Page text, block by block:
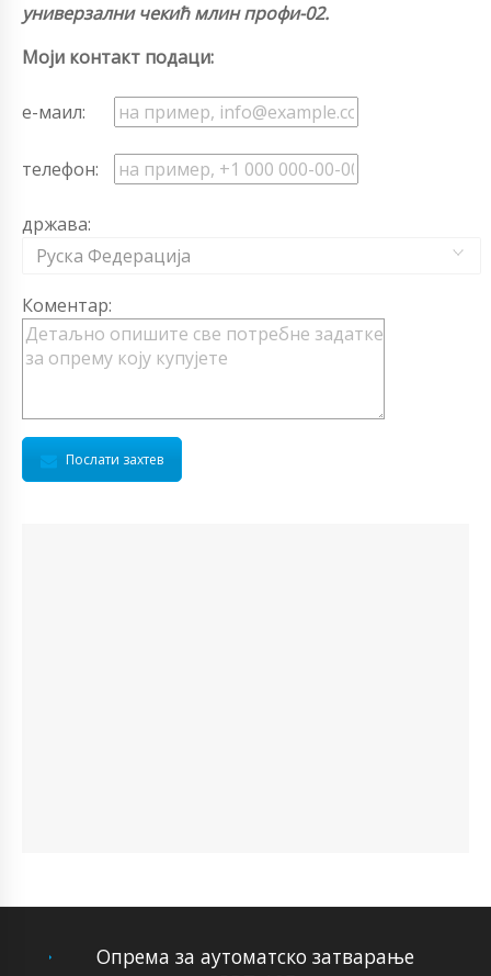
универзални чекић млин профи-02.
Моји контакт подаци:
е-маил:
телефон:
држава:
Руска Федерација
Коментар:
Послати захтев
Опрема за аутоматско затварање